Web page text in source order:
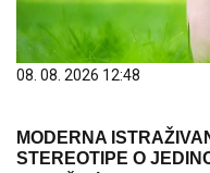
08. 08. 2026 12:48
MODERNA
STEREOTIPE O